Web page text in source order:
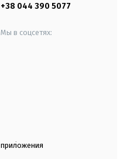
+38 044 390 5077
Мы в соцсетях:
приложения